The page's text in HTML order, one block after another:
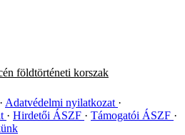
földtörténeti korszak
Adatvédelmi nyilatkozat
Hirdetői ÁSZF
Támogatói ÁSZF